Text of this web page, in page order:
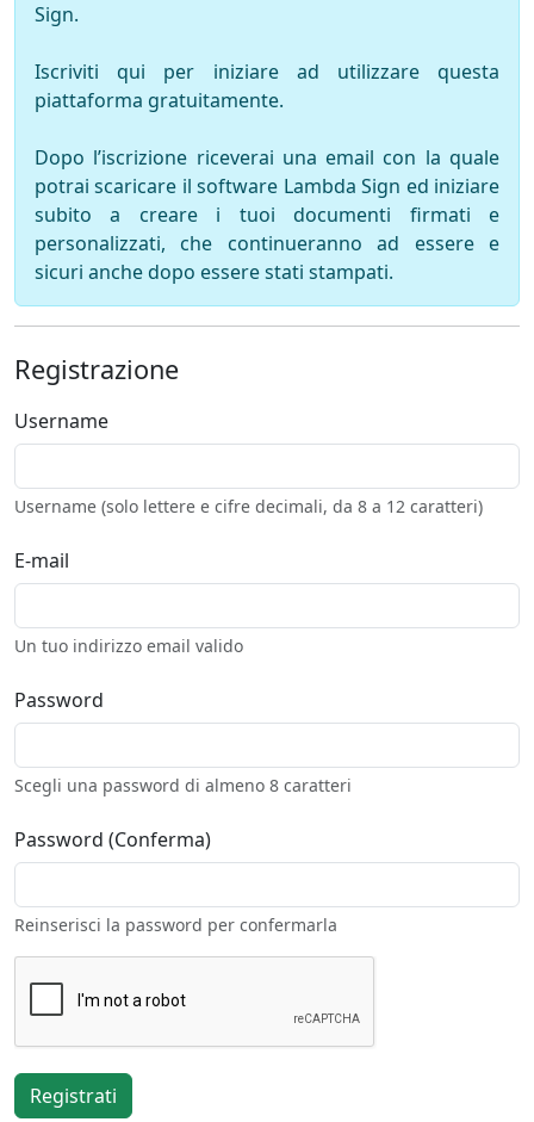
Sign.
Iscriviti qui per iniziare ad utilizzare questa
piattaforma gratuitamente.
Dopo l’iscrizione riceverai una email con la quale
potrai scaricare il software Lambda Sign ed iniziare
subito a creare i tuoi documenti firmati e
personalizzati, che continueranno ad essere e
sicuri anche dopo essere stati stampati.
Registrazione
Username
Username (solo lettere e cifre decimali, da 8 a 12 caratteri)
E-mail
Un tuo indirizzo email valido
Password
Scegli una password di almeno 8 caratteri
Password (Conferma)
Reinserisci la password per confermarla
Registrati